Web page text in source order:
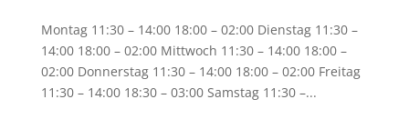
Montag 11:30 – 14:00 18:00 – 02:00 Dienstag 11:30 –
14:00 18:00 – 02:00 Mittwoch 11:30 – 14:00 18:00 –
02:00 Donnerstag 11:30 – 14:00 18:00 – 02:00 Freitag
11:30 – 14:00 18:30 – 03:00 Samstag 11:30 –...